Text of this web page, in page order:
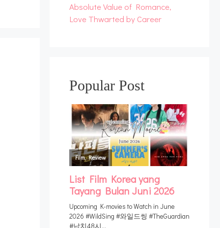
Absolute Value of Romance,
Love Thwarted by Career
Popular Post